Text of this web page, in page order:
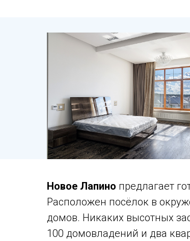
Новое Лапино предлагает
Расположен посёлок в
домов. Никаких высотных
100 домовладений и два